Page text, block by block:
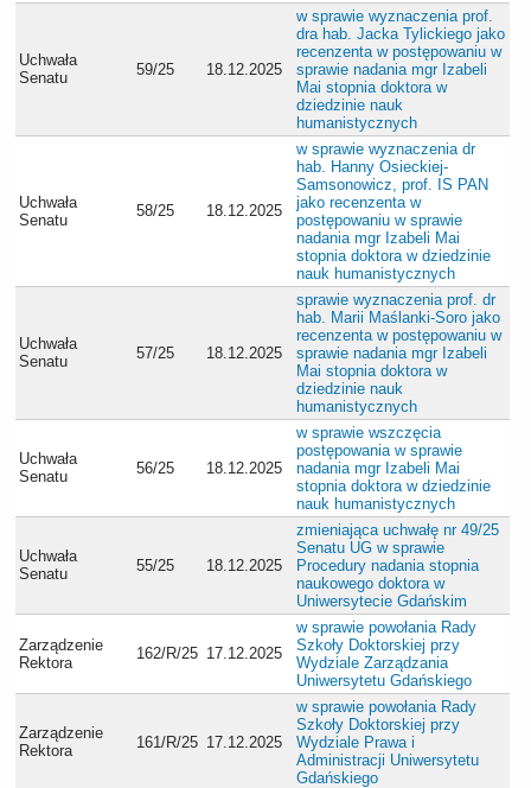
Uchwała
Senatu
59/25 18.12.2025
w sprawie wyznaczenia prof.
dra hab. Jacka Tylickiego jako
recenzenta w postępowaniu w
sprawie nadania mgr Izabeli
Mai stopnia doktora w
dziedzinie nauk
humanistycznych
Uchwała
Senatu
58/25 18.12.2025
w sprawie wyznaczenia dr
hab. Hanny Osieckiej-
Samsonowicz, prof. IS PAN
jako recenzenta w
postępowaniu w sprawie
nadania mgr Izabeli Mai
stopnia doktora w dziedzinie
nauk humanistycznych
Uchwała
Senatu
57/25 18.12.2025
sprawie wyznaczenia prof. dr
hab. Marii Maślanki-Soro jako
recenzenta w postępowaniu w
sprawie nadania mgr Izabeli
Mai stopnia doktora w
dziedzinie nauk
humanistycznych
Uchwała
Senatu
56/25 18.12.2025
w sprawie wszczęcia
postępowania w sprawie
nadania mgr Izabeli Mai
stopnia doktora w dziedzinie
nauk humanistycznych
Uchwała
Senatu
55/25 18.12.2025
zmieniająca uchwałę nr 49/25
Senatu UG w sprawie
Procedury nadania stopnia
naukowego doktora w
Uniwersytecie Gdańskim
Zarządzenie
Rektora
162/R/25 17.12.2025
w sprawie powołania Rady
Szkoły Doktorskiej przy
Wydziale Zarządzania
Uniwersytetu Gdańskiego
Zarządzenie
Rektora
161/R/25 17.12.2025
w sprawie powołania Rady
Szkoły Doktorskiej przy
Wydziale Prawa i
Administracji Uniwersytetu
Gdańskiego